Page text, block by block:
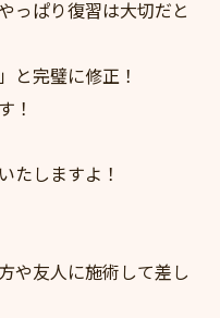
っぱり復習は大切だと
と完璧に修正！
！
たしますよ！
や友人に施術して差し